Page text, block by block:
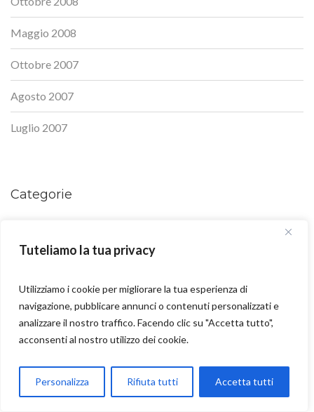
Tuteliamo la tua privacy
Utilizziamo i cookie per migliorare la tua esperienza di
navigazione, pubblicare annunci o contenuti personalizzati e
analizzare il nostro traffico. Facendo clic su "Accetta tutto",
acconsenti al nostro utilizzo dei cookie.
Personalizza Rifiuta tutti Accetta tutti
Maggio 2008
Ottobre 2007
Agosto 2007
Luglio 2007
Categorie
2008
2009
2010
Parla con Motoexplora